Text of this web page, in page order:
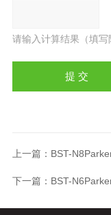
请输入计算结果（填
上一篇： BST-
下一篇： BST-